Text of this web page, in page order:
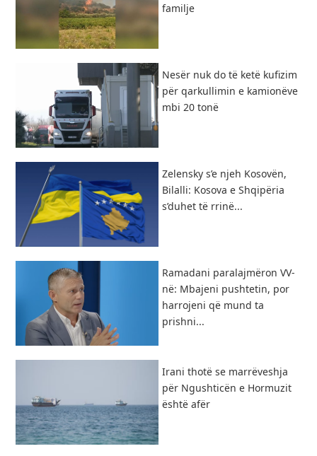
familje
Nesër nuk do të ketë kufizim
për qarkullimin e kamionëve
mbi 20 tonë
Zelensky s’e njeh Kosovën,
Bilalli: Kosova e Shqipëria
s’duhet të rrinë...
Ramadani paralajmëron VV-
në: Mbajeni pushtetin, por
harrojeni që mund ta
prishni...
Irani thotë se marrëveshja
për Ngushticën e Hormuzit
është afër